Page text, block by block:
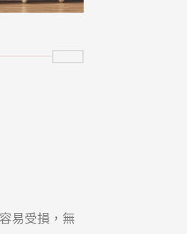
易受損，無